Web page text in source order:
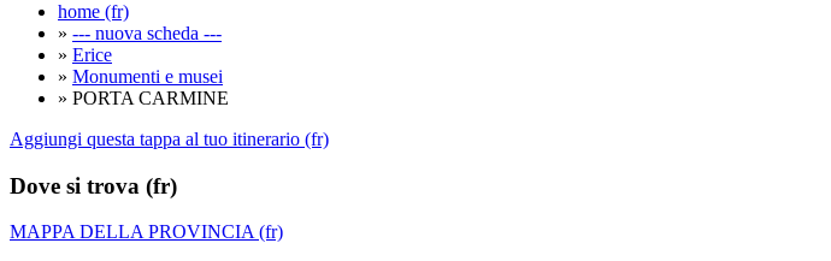
home (fr)
» --- nuova scheda ---
» Erice
» Monumenti e musei
» PORTA CARMINE
Aggiungi questa tappa al tuo itinerario (fr)
Dove si trova (fr)
MAPPA DELLA PROVINCIA (fr)